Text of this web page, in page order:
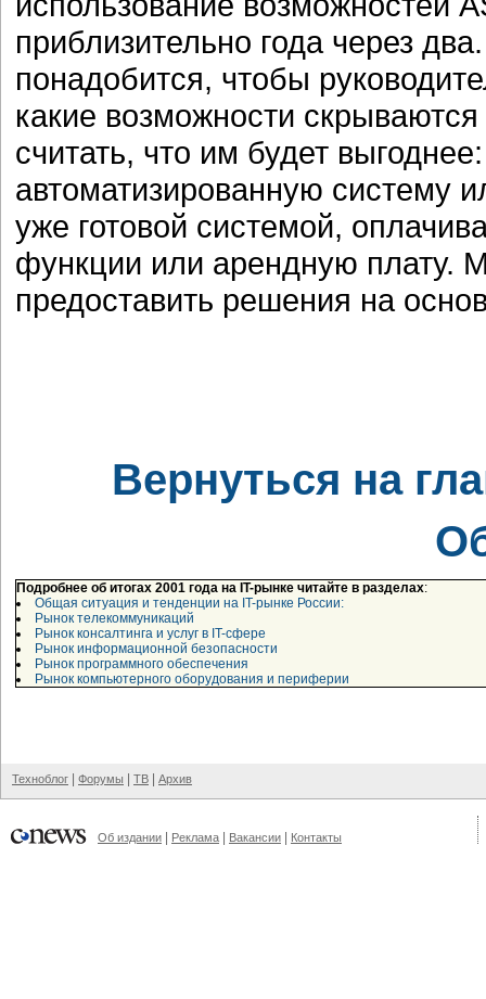
приблизительно года через
понадобится, чтобы
какие возможности
считать, что им будет
автоматизированную систему
уже готовой системой,
функции или арендную плату.
предоставить решения на
Вернуться на
Подробнее об итогах 2001 года на IT-рынке читайте в разделах:
Общая ситуация и тенденции на IT-рынке России:
Рынок телекоммуникаций
Рынок консалтинга и услуг в IT-сфере
Рынок информационной безопасности
Рынок программного обеспечения
Рынок компьютерного оборудования и периферии
Техноблог Форумы ТВ Архив
Об издании Реклама Вакансии Контакты